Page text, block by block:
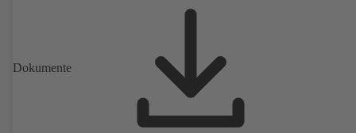
Dokumente